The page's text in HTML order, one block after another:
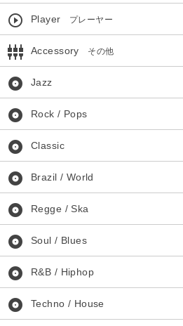
play_circle_outline Player プレーヤー
settings_input_component Accessory その他
album Jazz
album Rock / Pops
album Classic
album Brazil / World
album Regge / Ska
album Soul / Blues
album R&B / Hiphop
album Techno / House